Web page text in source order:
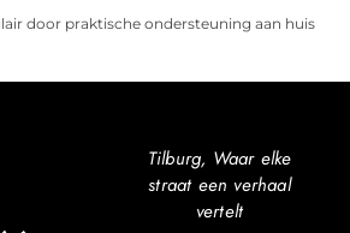
door praktische ondersteuning aan huis
Tilburg, Waar elke
straat een verhaal
vertelt